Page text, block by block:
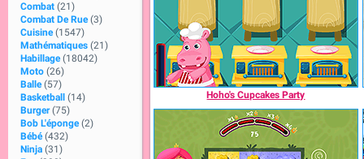
Combat (21)
Combat De Rue (3)
Cuisine (1547)
Mathématiques (21)
Habillage (18042)
Moto (26)
Balle (57)
Basketball
(14)
Burger (75)
Bob L'éponge (2)
Bébé (432)
Ninja (31)
Hoho's Cupcakes Party